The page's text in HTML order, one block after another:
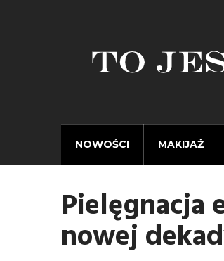
NOWOŚCI MAKIJAŻ
Pielęgnacja
nowej